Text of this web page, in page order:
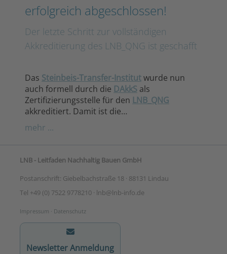
erfolgreich abgeschlossen!
Der letzte Schritt zur vollständigen
Akkreditierung des LNB_QNG ist geschafft
Das Steinbeis-Transfer-Institutwurde nun
auch formell durch die DAkkS als
Zertifizierungsstelle für den LNB_QNG
akkreditiert. Damit ist die…
mehr ...
LNB - Leitfaden Nachhaltig Bauen GmbH
Postanschrift: Giebelbachstraße 18 · 88131 Lindau
Tel +49 (0) 7522 9778210 · lnb@lnb-info.de
Impressum · Datenschutz
Newsletter Anmeldung